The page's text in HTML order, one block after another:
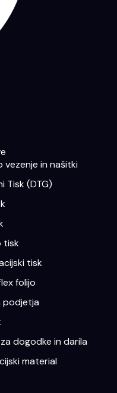
vezenje in našitki
Tisk (DTG)
tisk
tisk
folijo
podjetja
dogodke in darila
material